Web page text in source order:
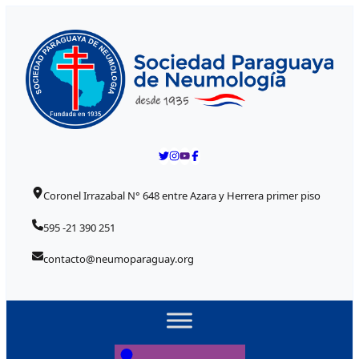
Coronel Irrazabal N° 648 entre Azara y Herrera primer piso
595 -21 390 251
contacto@neumoparaguay.org